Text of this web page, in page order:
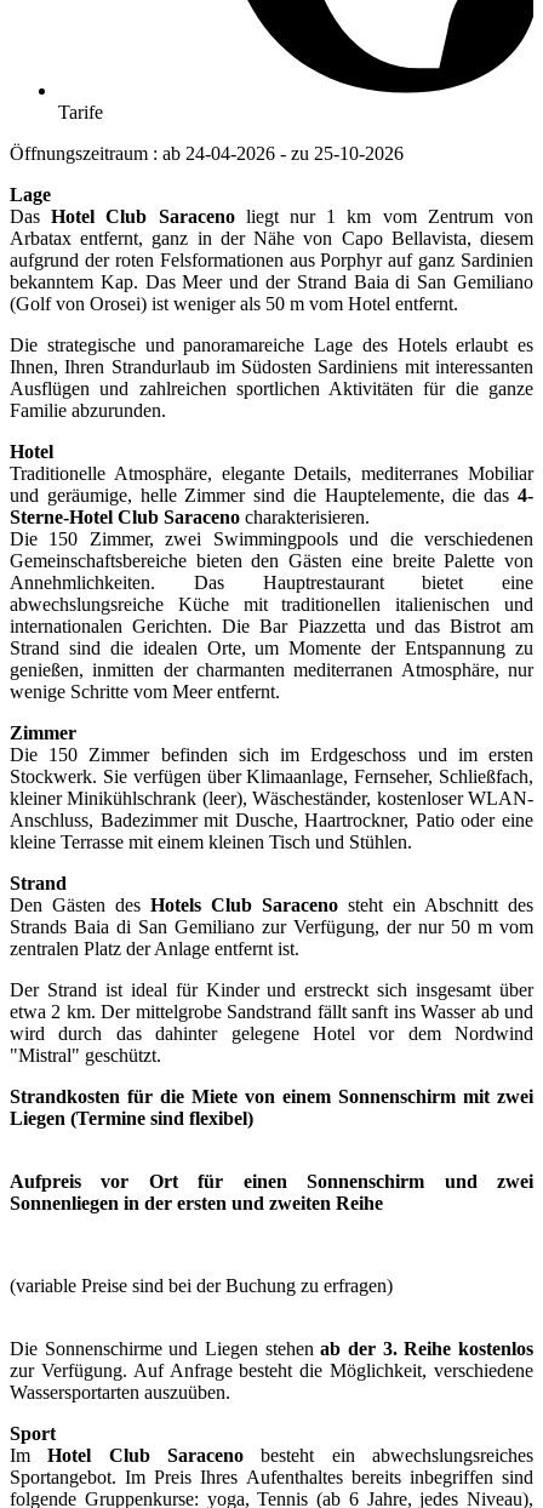
Tarife
Öffnungszeitraum : ab 24-04-2026 - zu 25-10-2026
Lage
DasHotel Club Saracenoliegt nur 1 km vom Zentrum von
Arbatax entfernt, ganz in der Nähe von Capo Bellavista, diesem
aufgrund der roten Felsformationen aus Porphyr auf ganz Sardinien
bekanntem Kap. Das Meer und der Strand Baia di San Gemiliano
(Golf von Orosei) ist weniger als 50 m vom Hotel entfernt.
Die strategische und panoramareiche Lage des Hotels erlaubt es
Ihnen, Ihren Strandurlaub im Südosten Sardiniens mit interessanten
Ausflügen und zahlreichen sportlichen Aktivitäten für die ganze
Familie abzurunden.
Hotel
Traditionelle Atmosphäre, elegante Details, mediterranes Mobiliar
und geräumige, helle Zimmer sind die Hauptelemente, die das 4-
Sterne-Hotel Club Saraceno charakterisieren.
Die 150 Zimmer, zwei Swimmingpools und die verschiedenen
Gemeinschaftsbereiche bieten den Gästen eine breite Palette von
Annehmlichkeiten. Das Hauptrestaurant bietet eine
abwechslungsreiche Küche mit traditionellen italienischen und
internationalen Gerichten. Die Bar Piazzetta und das Bistrot am
Strand sind die idealen Orte, um Momente der Entspannung zu
genießen, inmitten der charmanten mediterranen Atmosphäre, nur
wenige Schritte vom Meer entfernt.
Zimmer
Die 150 Zimmer befinden sich im Erdgeschoss und im ersten
Stockwerk. Sie verfügen über Klimaanlage, Fernseher, Schließfach,
kleiner Minikühlschrank (leer), Wäscheständer, kostenloser WLAN-
Anschluss, Badezimmer mit Dusche, Haartrockner, Patio oder eine
kleine Terrasse mit einem kleinen Tisch und Stühlen.
Strand
Den Gästen des Hotels Club Saraceno steht ein Abschnitt des
Strands Baia di San Gemiliano zur Verfügung, der nur 50 m vom
zentralen Platz der Anlage entfernt ist.
Der Strand ist ideal für Kinder und erstreckt sich insgesamt über
etwa 2 km. Der mittelgrobe Sandstrand fällt sanft ins Wasser ab und
wird durch das dahinter gelegene Hotel vor dem Nordwind
"Mistral" geschützt.
Strandkosten für die Miete von einem Sonnenschirm mit zwei
Liegen (Termine sind flexibel)
Aufpreis vor Ort für einen Sonnenschirm und zwei
Sonnenliegen in der ersten und zweiten Reihe
(variable Preise sind bei der Buchung zu erfragen)
Die Sonnenschirme und Liegen stehenab der 3. Reihe kostenlos
zur Verfügung. Auf Anfrage besteht die Möglichkeit, verschiedene
Wassersportarten auszuüben.
Sport
ImHotel Club Saraceno besteht ein abwechslungsreiches
Sportangebot. Im Preis Ihres Aufenthaltes bereits inbegriffen sind
folgende Gruppenkurse: yoga, Tennis (ab 6 Jahre, jedes Niveau),